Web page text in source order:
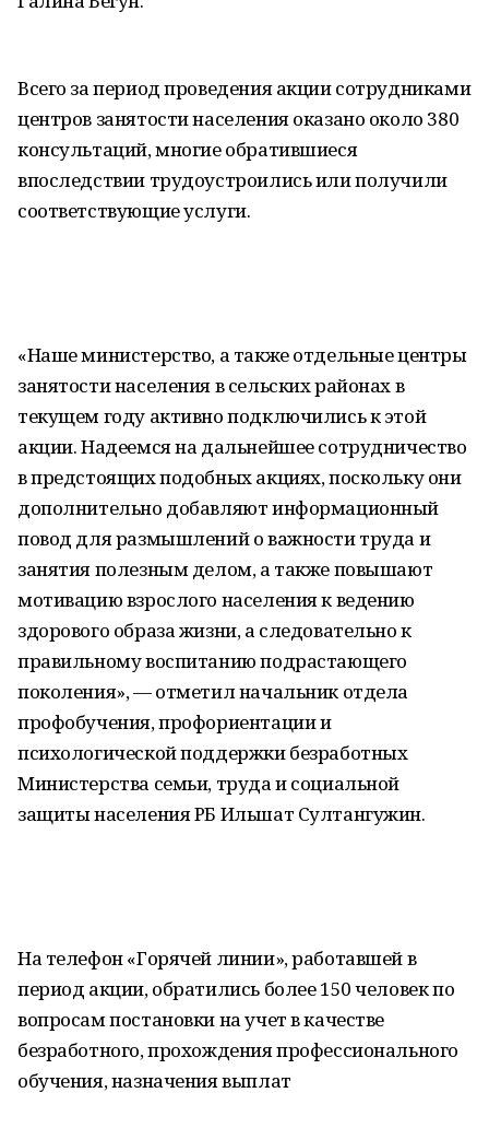
Всего за период проведения акции сотрудниками
центров занятости населения оказано около 380
консультаций, многие обратившиеся
впоследствии трудоустроились или получили
соответствующие услуги.
«Наше министерство, а также отдельные центры
занятости населения в сельских районах в
текущем году активно подключились к этой
акции. Надеемся на дальнейшее сотрудничество
в предстоящих подобных акциях, поскольку они
дополнительно добавляют информационный
повод для размышлений о важности труда и
занятия полезным делом, а также повышают
мотивацию взрослого населения к ведению
здорового образа жизни, а следовательно к
правильному воспитанию подрастающего
поколения», — отметил начальник отдела
профобучения, профориентации и
психологической поддержки безработных
Министерства семьи, труда и социальной
защиты населения РБ Ильшат Султангужин.
На телефон «Горячей линии», работавшей в
период акции, обратились более 150 человек по
вопросам постановки на учет в качестве
безработного, прохождения профессионального
обучения, назначения выплат